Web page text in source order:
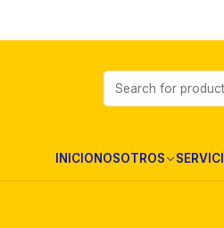
INICIONOSOTROS